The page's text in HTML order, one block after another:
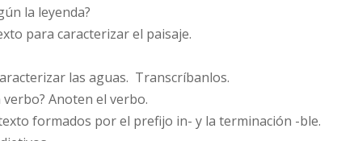
la leyenda?
para caracterizar el paisaje.
las aguas. Transcríbanlos.
verbo? Anoten el verbo.
formados por el prefijo in- y la terminación -ble.